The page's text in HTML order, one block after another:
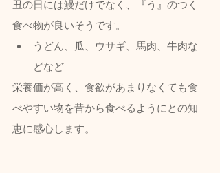
丑の日には鰻だけでなく、『う』のつく
食べ物が良いそうです。
うどん、瓜、ウサギ、馬肉、牛肉な
どなど
栄養価が高く、食欲があまりなくても食
べやすい物を昔から食べるようにとの知
恵に感心します。